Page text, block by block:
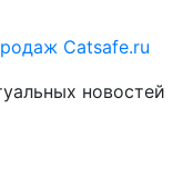
Catsafe.ru
новостей